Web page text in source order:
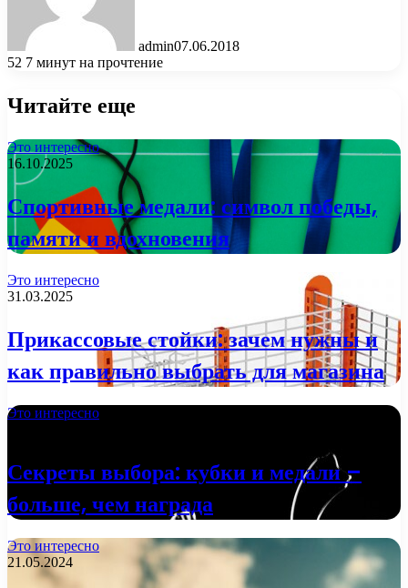
admin07.06.2018
52 7 минут на прочтение
Читайте еще
Это интересно
16.10.2025
Спортивные медали: символ победы,
памяти и вдохновения
Это интересно
31.03.2025
Прикассовые стойки: зачем нужны и
как правильно выбрать для магазина
Это интересно
Секреты выбора: кубки и медали –
больше, чем награда
Это интересно
21.05.2024